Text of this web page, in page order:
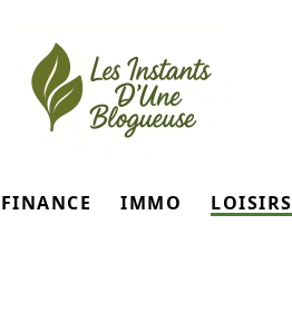
FINANCE IMMO LOISIRS